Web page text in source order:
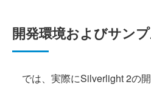
開発環境およびサン
では、実際にSilverlight 2の